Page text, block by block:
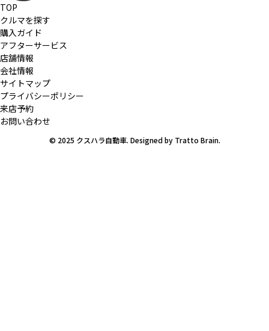
TOP
クルマを探す
購入ガイド
アフターサービス
店舗情報
会社情報
サイトマップ
プライバシーポリシー
来店予約
お問い合わせ
© 2025 クスハラ自動車. Designed by Tratto Brain.